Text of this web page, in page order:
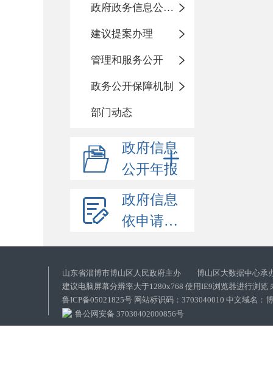
政府政务信息公开目录
建议提案办理
管理和服务公开
政务公开保障机制
部门动态
政府信息
公开年报
政府信息
依申请公开
山东省淄博市博山区人民政府主办 博山区大数据中心承
建议电脑屏幕分辨率大于1280x768 使用IE9浏览器进行浏览
鲁ICP备05021825号 网站标识码：3703040010 中文域名：
鲁公网安备 37030402000856号